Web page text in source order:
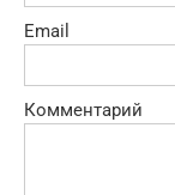
Email
Комментарий